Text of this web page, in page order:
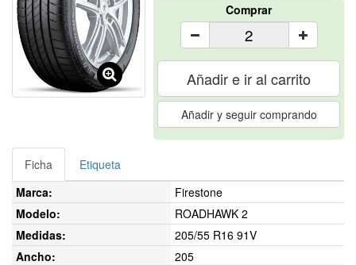
Comprar
Añadir e ir al carrito
Añadir y seguir comprando
Ficha
Etiqueta
Marca:
Firestone
Modelo:
ROADHAWK 2
Medidas:
205/55 R16 91V
Ancho:
205